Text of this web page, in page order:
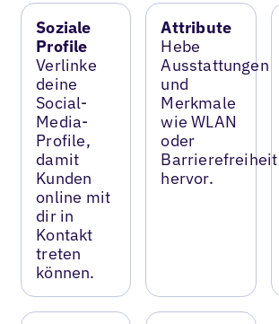
Soziale
Profile
Verlinke
deine
Social-
Media-
Profile,
damit
Kunden
online mit
dir in
Kontakt
treten
können.
Attribute
Hebe
Ausstattungen
und
Merkmale
wie WLAN
oder
Barrierefreiheit
hervor.